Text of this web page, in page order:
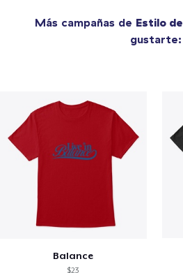
Más campañas de Estilo
gustarte:
Balance
$23